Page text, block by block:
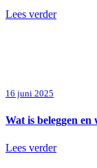
Lees verder
16 juni 2025
Wat is beleggen en
Lees verder